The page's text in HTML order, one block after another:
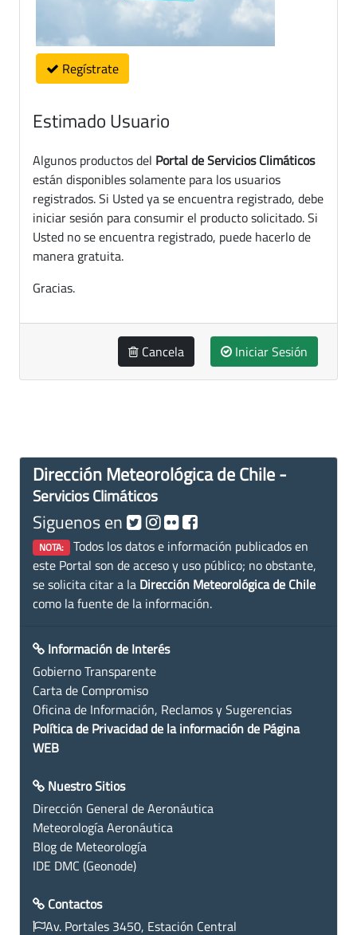
Regístrate
Estimado Usuario
Algunos productos del Portal de Servicios Climáticos
están disponibles solamente para los usuarios
registrados. Si Usted ya se encuentra registrado, debe
iniciar sesión para consumir el producto solicitado. Si
Usted no se encuentra registrado, puede hacerlo de
manera gratuita.
Gracias.
Cancela Iniciar Sesión
Dirección Meteorológica de Chile -
Servicios Climáticos
Siguenos en
NOTA: Todos los datos e información publicados en
este Portal son de acceso y uso público; no obstante,
se solicita citar a la Dirección Meteorológica de Chile
como la fuente de la información.
Información de Interés
Gobierno Transparente
Carta de Compromiso
Oficina de Información, Reclamos y Sugerencias
Política de Privacidad de la información de Página
WEB
Nuestro Sitios
Dirección General de Aeronáutica
Meteorología Aeronáutica
Blog de Meteorología
IDE DMC (Geonode)
Contactos
Av. Portales 3450, Estación Central